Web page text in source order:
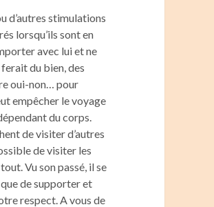
d’autres stimulations
lorsqu’ils sont en
avec lui et ne
du bien, des
oui-non… pour
empêcher le voyage
du corps.
de visiter d’autres
de visiter les
Vu son passé, il se
de supporter et
respect. A vous de